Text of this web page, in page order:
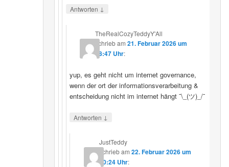
Antworten ↓
TheRealCozyTeddyY'All
schriebam21. Februar 2026 um
18:47 Uhr:
yup, es geht nicht um internet governance,
wenn der ort der informationsverarbeitung &
entscheidung nicht im internet hängt ¯\_(ツ)_/¯
Antworten ↓
JustTeddy
schriebam 22. Februar 2026 um
20:24 Uhr: